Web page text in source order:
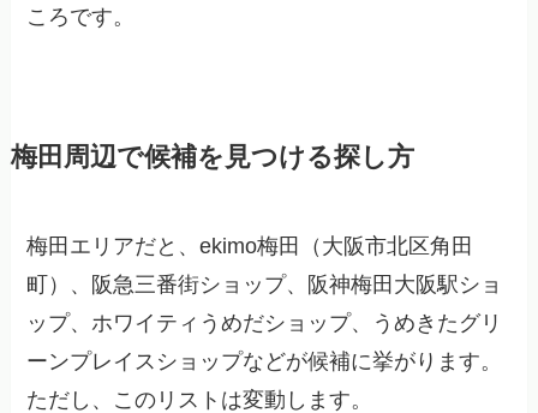
ころです。
梅田周辺で候補を見つける探し方
梅田エリアだと、ekimo梅田（大阪市北区角田
町）、阪急三番街ショップ、阪神梅田大阪駅ショ
ップ、ホワイティうめだショップ、うめきたグリ
ーンプレイスショップなどが候補に挙がります。
ただし、このリストは変動します。